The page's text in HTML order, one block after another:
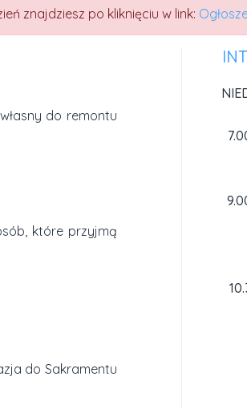
znajdziesz po kliknięciu w link:
do remontu
które przyjmą
do Sakramentu